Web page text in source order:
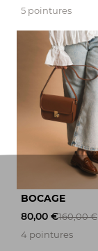
5 pointures
BOCAGE
80,00 €160,00 €
4 pointures